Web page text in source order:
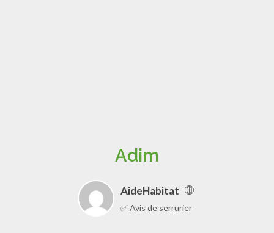
Adim
AideHabitat
✅ Avis de serrurier